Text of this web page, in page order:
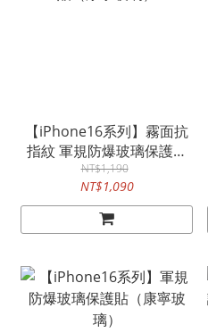
【iPhone16系列】霧面抗
指紋 軍規防爆玻璃保護貼
（康寧玻璃）
NT$1,190
NT$1,090